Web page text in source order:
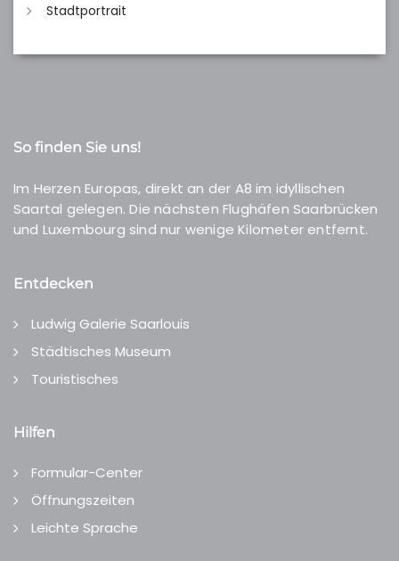
Stadtportrait
So finden Sie uns!
Im Herzen Europas, direkt an der A8 im idyllischen
Saartal gelegen. Die nächsten Flughäfen Saarbrücken
und Luxembourg sind nur wenige Kilometer entfernt.
Entdecken
Ludwig Galerie Saarlouis
Städtisches Museum
Touristisches
Hilfen
Formular-Center
Öffnungszeiten
Leichte Sprache